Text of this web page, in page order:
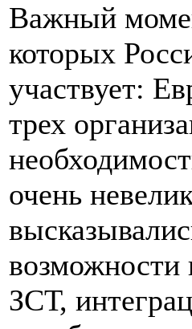
Важный
которых
участвует:
трех
очень
возможности
ЗСТ,